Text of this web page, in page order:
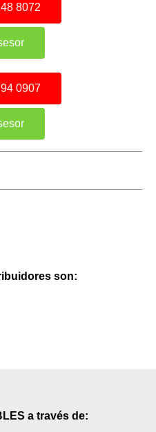
8072
0907
son:
a través de: